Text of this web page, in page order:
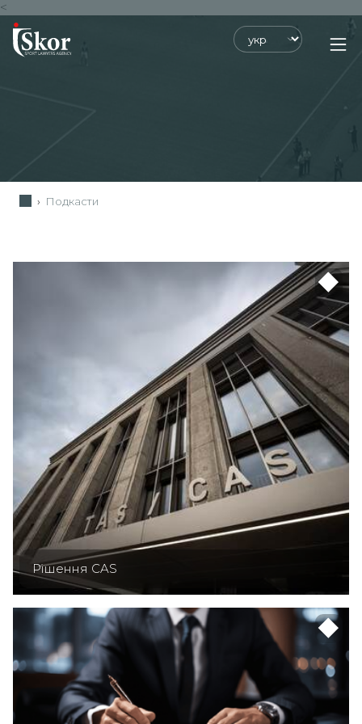
<
› Подкасти
Рішення CAS